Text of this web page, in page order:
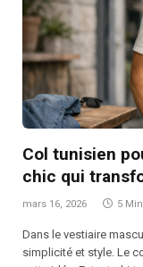
Col tunisien
chic qui
mars 16, 2026 5
Dans le vestiaire
simplicité et style. Le